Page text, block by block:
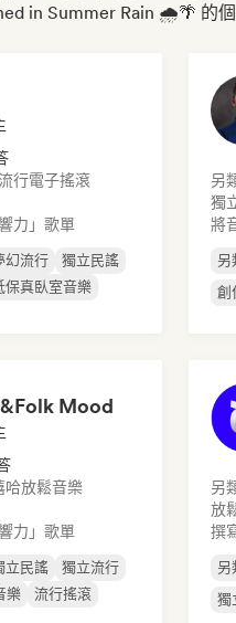
in Summer Rain 🌧️🌴 的
行電子搖滾
力」歌單
幻流行
獨立民謠
保真臥室音樂
另
獨
將
另
創
Mood
哈放鬆音樂
力」歌單
立民謠
獨立流行
樂
流行搖滾
另
放
撰
另
獨